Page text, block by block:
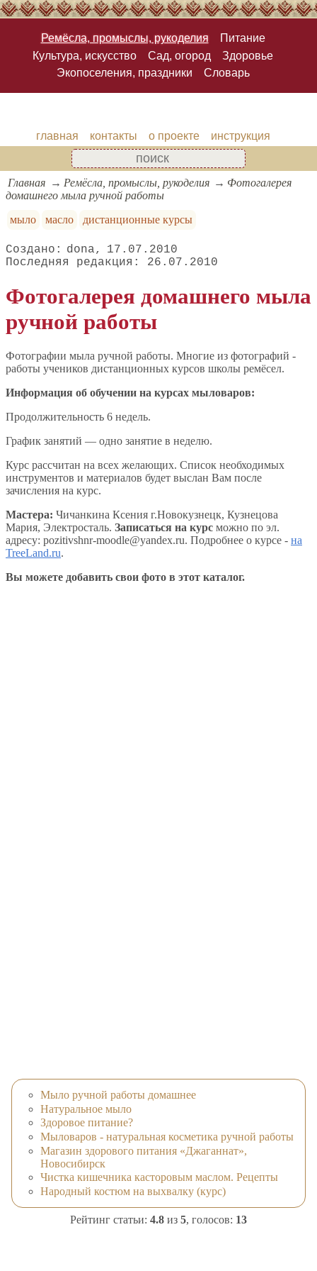
Ремёсла, промыслы, рукоделия
Питание
Культура, искусство
Сад, огород
Здоровье
Экопоселения, праздники
Словарь
главная контакты о проекте инструкция
Главная Ремёсла, промыслы, рукоделия
Фотогалерея
домашнего мыла ручной работы
мыло
масло дистанционные курсы
dona
17.07.2010
26.07.2010
Фотогалерея домашнего мыла
ручной работы
Фотографии мыла ручной работы. Многие из фотографий -
работы учеников дистанционных курсов школы ремёсел.
Информация об обучении на курсах мыловаров:
Продолжительность 6 недель.
График занятий — одно занятие в неделю.
Курс рассчитан на всех желающих. Список необходимых
инструментов и материалов будет выслан Вам после
зачисления на курс.
Мастера: Чичанкина Ксения г.Новокузнецк, Кузнецова
Мария, Электросталь. Записаться на курс можно по эл.
адресу: pozitivshnr-moodle@yandex.ru. Подробнее о курсе - на
TreeLand.ru.
Вы можете добавить свои фото в этот каталог.
Мыло ручной работы домашнее
Натуральное мыло
Здоровое питание?
Мыловаров - натуральная косметика ручной работы
Магазин здорового питания «Джаганнат»,
Новосибирск
Чистка кишечника касторовым маслом. Рецепты
Народный костюм на выхвалку (курс)
Рейтинг статьи: 4.8 из 5, голосов: 13